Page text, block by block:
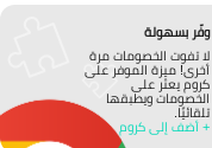
وفّر بسهولة
لا تفوت الخصومات مرة
أخرى! ميزة الموفر على
كروم يعثر على
الخصومات ويطبقها
تلقائيًا.
+ أضف إلى كروم